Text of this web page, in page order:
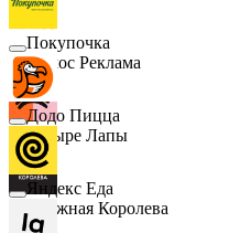
Эдмос Реклама
Четыре Лапы
Снежная Королева
Покупочка
Додо Пицца
Яндекс Еда